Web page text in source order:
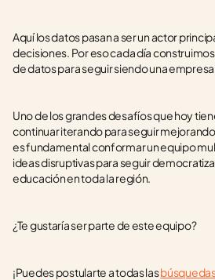
Aquí los datos pasan a ser un actor
decisiones. Por eso cada día
de datos para seguir siendo una
Uno de los grandes desafíos que hoy
continuar iterando para seguir
es fundamental conformar un equipo
ideas disruptivas para seguir
educación en toda la región.
¿Te gustaría ser parte de este equipo?
﻿¡Puedes postularte a todas las